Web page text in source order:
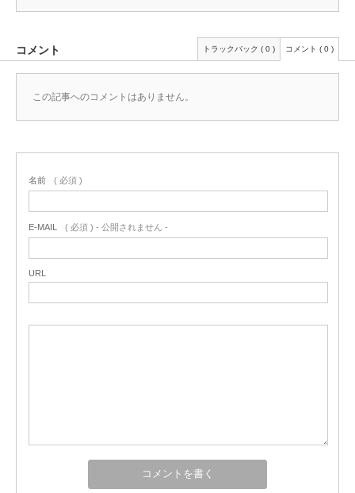
コメント トラックバック ( 0 ) コメント ( 0 )
この記事へのコメントはありません。
名前 ( 必須 )
E-MAIL ( 必須 ) - 公開されません -
URL